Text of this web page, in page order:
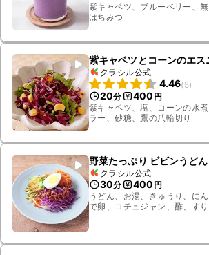
紫キャベツ、ブルーベリー、
はちみつ
紫キャベツとコーンのエ
クラシル公式
4.46(5)
20分 400 円
紫キャベツ、塩、コーンの水
ラー、砂糖、鷹の爪輪切り
野菜たっぷり ビビンうどん
クラシル公式
30分 400 円
うどん、お湯、きゅうり、に
で卵、コチュジャン、酢、す